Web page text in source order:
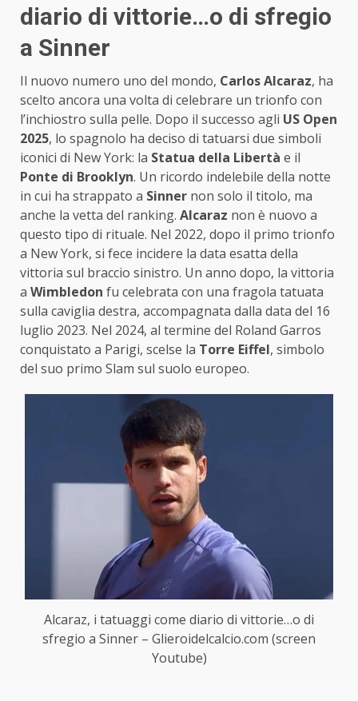
diario di vittorie…o di sfregio
a Sinner
Il nuovo numero uno del mondo, Carlos Alcaraz, ha
scelto ancora una volta di celebrare un trionfo con
l’inchiostro sulla pelle. Dopo il successo agli US Open
2025, lo spagnolo ha deciso di tatuarsi due simboli
iconici di New York: la Statua della Libertà e il
Ponte di Brooklyn. Un ricordo indelebile della notte
in cui ha strappato a Sinner non solo il titolo, ma
anche la vetta del ranking. Alcaraz non è nuovo a
questo tipo di rituale. Nel 2022, dopo il primo trionfo
a New York, si fece incidere la data esatta della
vittoria sul braccio sinistro. Un anno dopo, la vittoria
a Wimbledon fu celebrata con una fragola tatuata
sulla caviglia destra, accompagnata dalla data del 16
luglio 2023. Nel 2024, al termine del Roland Garros
conquistato a Parigi, scelse la Torre Eiffel, simbolo
del suo primo Slam sul suolo europeo.
Alcaraz, i tatuaggi come diario di vittorie…o di
sfregio a Sinner – Glieroidelcalcio.com (screen
Youtube)